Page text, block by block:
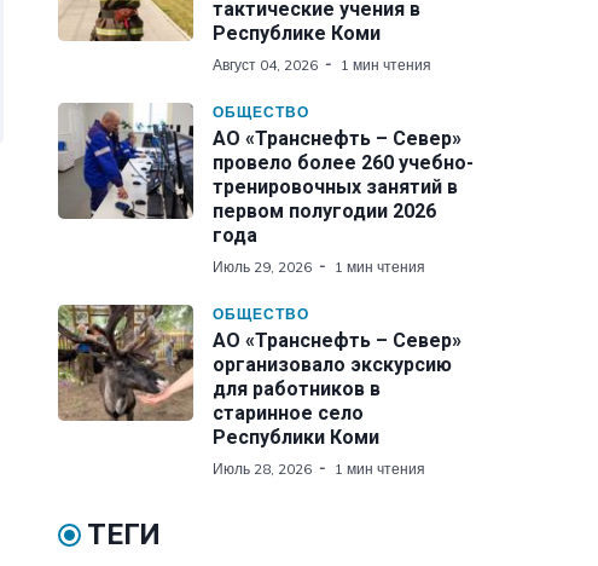
тактические учения в
Республике Коми
Август 04, 2026 1 мин чтения
ОБЩЕСТВО
АО «Транснефть – Север»
провело более 260 учебно-
тренировочных занятий в
первом полугодии 2026
года
Июль 29, 2026 1 мин чтения
ОБЩЕСТВО
АО «Транснефть – Север»
организовало экскурсию
для работников в
старинное село
Республики Коми
Июль 28, 2026 1 мин чтения
ТЕГИ